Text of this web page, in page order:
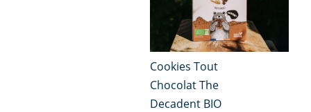
Cookies Tout
Chocolat The
Decadent BIO